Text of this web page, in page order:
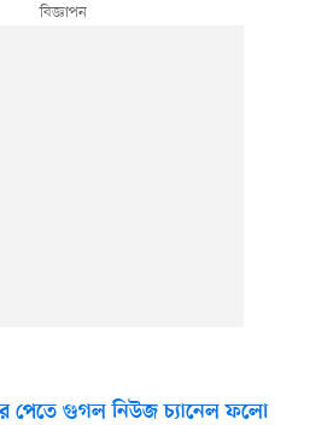
পেতে গুগল নিউজ চ্যানেল ফলো